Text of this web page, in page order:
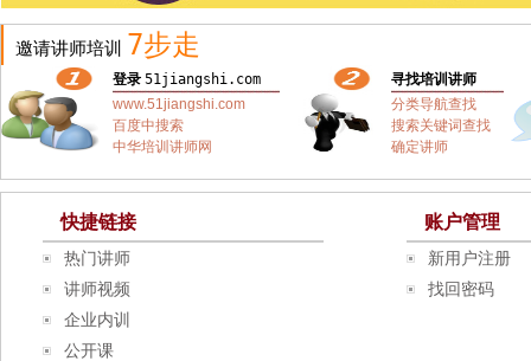
邀请讲师培训 7步走
登录 51jiangshi.com
www.51jiangshi.com
百度中搜索
中华培训讲师网
寻找培训讲师
分类导航查找
搜索关键词查找
确定讲师
快捷链接
热门讲师
讲师视频
企业内训
公开课
账户管理
新用户注册
找回密码